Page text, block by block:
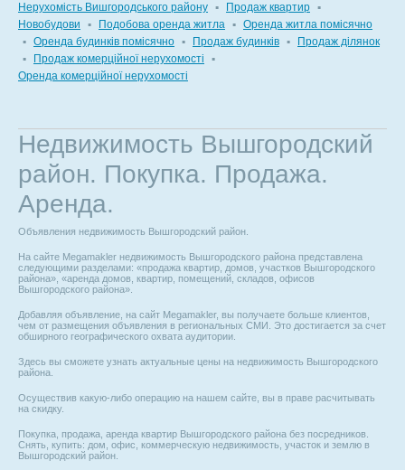
Нерухомість Вишгородського району ▪ Продаж квартир ▪
Новобудови
▪ Подобова оренда житла ▪ Оренда житла помісячно
▪ Оренда будинків помісячно ▪ Продаж будинків ▪
Продаж ділянок
▪
Продаж комерційної нерухомості
▪
Оренда комерційної нерухомості
Недвижимость Вышгородский
район. Покупка. Продажа.
Аренда.
Объявления недвижимость Вышгородский район.
На сайте Megamakler недвижимость Вышгородского района представлена
следующими разделами: «продажа квартир, домов, участков Вышгородского
района», «аренда домов, квартир, помещений, складов, офисов
Вышгородского района».
Добавляя объявление, на сайт Megamakler, вы получаете больше клиентов,
чем от размещения объявления в региональных СМИ. Это достигается за счет
обширного географического охвата аудитории.
Здесь вы сможете узнать актуальные цены на недвижимость Вышгородского
района.
Осуществив какую-либо операцию на нашем сайте, вы в праве расчитывать
на скидку.
Покупка, продажа, аренда квартир Вышгородского района без посредников.
Снять, купить: дом, офис, коммерческую недвижимость, участок и землю в
Вышгородский район.